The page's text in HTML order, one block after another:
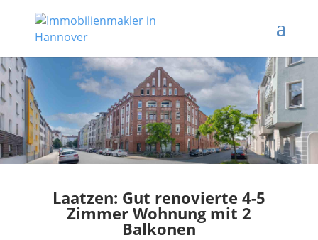
Laatzen: Gut renovierte 4-5
Zimmer Wohnung mit 2
Balkonen